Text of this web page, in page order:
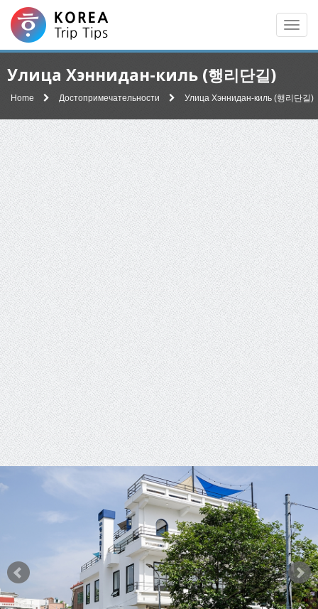
Улица Хэннидан-киль (행리단길)
Home Достопримечательности Улица Хэннидан-киль (행리단길)